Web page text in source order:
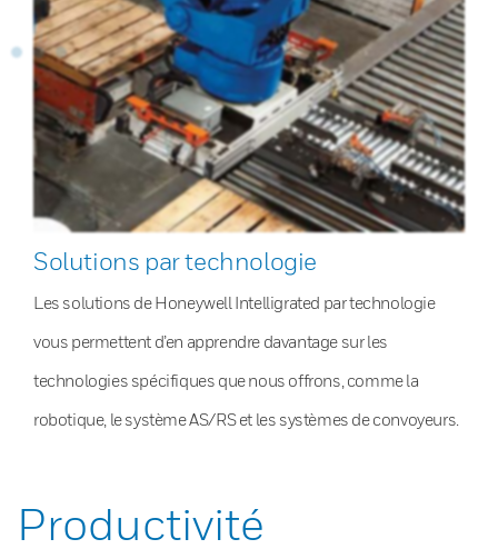
Solutions par technologie
Les solutions de Honeywell Intelligrated par technologie
vous permettent d’en apprendre davantage sur les
technologies spécifiques que nous offrons, comme la
robotique, le système AS/RS et les systèmes de convoyeurs.
Productivité